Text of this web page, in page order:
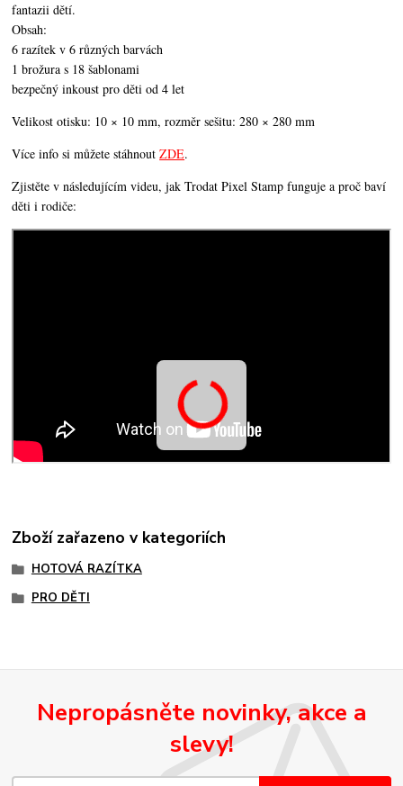
fantazii dětí.
Obsah:
6 razítek v 6 různých barvách
1 brožura s 18 šablonami
bezpečný inkoust pro děti od 4 let
Velikost otisku: 10 × 10 mm, rozměr sešitu: 280 × 280 mm
Více info si můžete stáhnoutZDE.
Zjistěte v následujícím videu, jak Trodat Pixel Stamp funguje a proč baví
děti i rodiče:
Zboží zařazeno v kategoriích
HOTOVÁ RAZÍTKA
PRO DĚTI
Nepropásněte novinky, akce a
slevy!